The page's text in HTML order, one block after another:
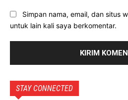
Simpan nama, email, dan situs
untuk lain kali saya berkomentar.
STAY CONNECTED